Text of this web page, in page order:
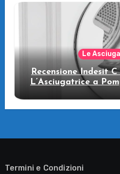
Le
Recensione Indesit
L’Asciugatrice a
il Tuo
Termini e Condizioni